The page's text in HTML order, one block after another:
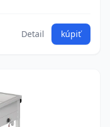
Detail kúpiť